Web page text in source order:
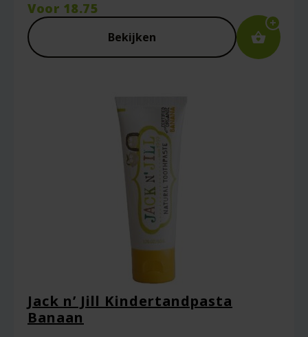
Voor 18.75
Bekijken
Jack n’ Jill Kindertandpasta
Banaan